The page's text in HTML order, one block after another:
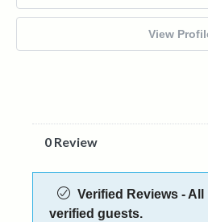
View
0 Review
Verified Reviews -
verified guests.